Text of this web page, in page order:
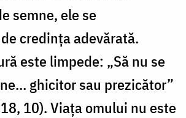
semne, ele se
credința adevărată.
este limpede: „Să nu se
ghicitor sau prezicător”
10). Viața omului nu este